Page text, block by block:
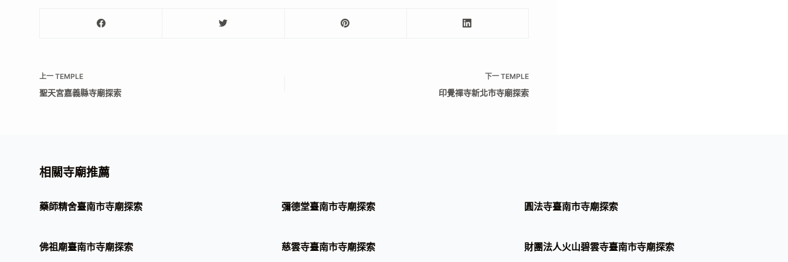
上一TEMPLE
聖天宮嘉義縣寺廟探索
下一 TEMPLE
印覺禪寺新北市寺廟探索
相關寺廟推薦
藥師精舍臺南市寺廟探索 彌德堂臺南市寺廟探索 圓法寺臺南市寺廟探索
佛祖廟臺南市寺廟探索 慈雲寺臺南市寺廟探索 財團法人火山碧雲寺臺南市寺廟探索